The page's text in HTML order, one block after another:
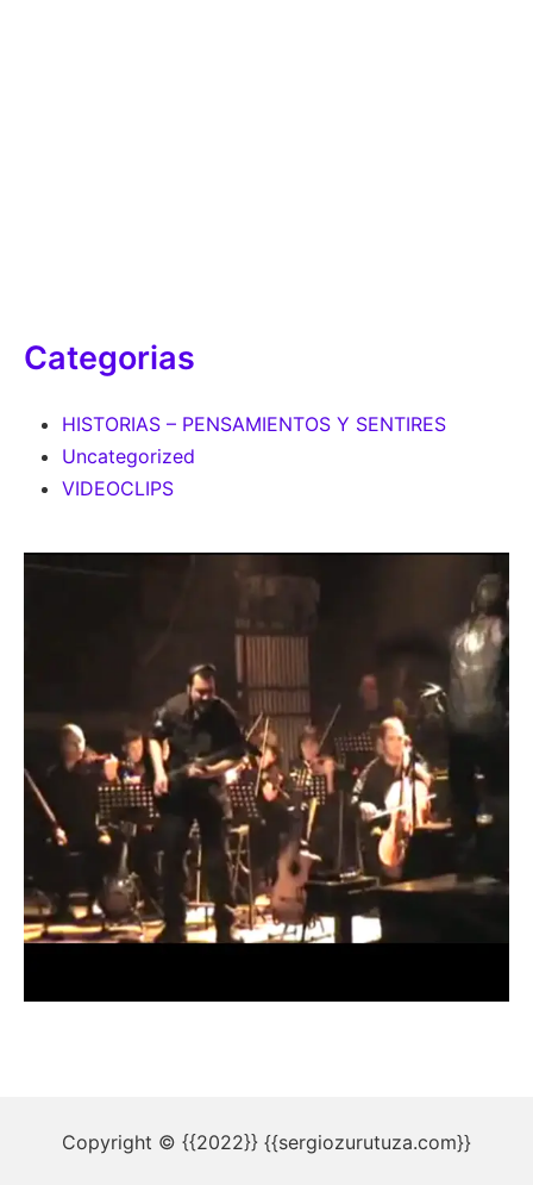
Categorias
HISTORIAS – PENSAMIENTOS Y SENTIRES
Uncategorized
VIDEOCLIPS
Copyright © {{2022}} {{sergiozurutuza.com}}